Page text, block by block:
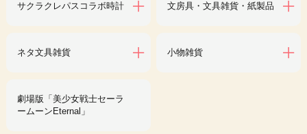
サクラクレパスコラボ時計 文房具・文具雑貨・紙製品
ネタ文具雑貨 小物雑貨
劇場版「美少女戦士セーラ
ームーンEternal」